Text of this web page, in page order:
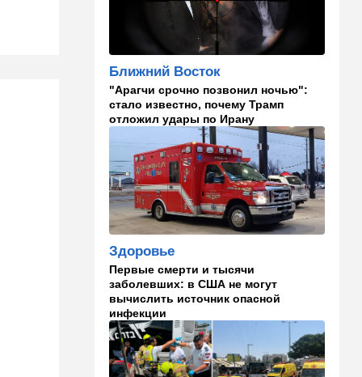
Как будто знал: известного
израильского певца и поэта
раздавил собственный
автомобиль
20:37 Публицистика
Цена "эффективности":
почему новые правила ПДД
бьют по правам водителей
19:30 Транспорт
Пожилой водитель и
погибшая Диана: появилась
видеосъемка автобусного
ДТП в Ашкелоне
18:38 Транспорт
Подарок к праздникам:
американские авиалинии
снова летят в Израиль
18:19 Мнения
В Японии пока не приняты
Ближний Восток
"Арагчи срочно позвонил ночью":
стало известно, почему Трамп
отложил удары по Ирану
Здоровье
Первые смерти и тысячи
заболевших: в США не могут
вычислить источник опасной
инфекции